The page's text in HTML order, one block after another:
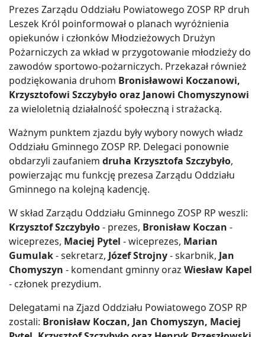
Prezes Zarządu Oddziału Powiatowego ZOSP RP druh
Leszek Król poinformował o planach wyróżnienia
opiekunów i członków Młodzieżowych Drużyn
Pożarniczych za wkład w przygotowanie młodzieży do
zawodów sportowo-pożarniczych. Przekazał również
podziękowania druhom Bronisławowi Koczanowi,
Krzysztofowi Szczybyło oraz Janowi Chomyszynowi
za wieloletnią działalność społeczną i strażacką.
Ważnym punktem zjazdu były wybory nowych władz
Oddziału Gminnego ZOSP RP. Delegaci ponownie
obdarzyli zaufaniem druha Krzysztofa Szczybyło,
powierzając mu funkcję prezesa Zarządu Oddziału
Gminnego na kolejną kadencję.
W skład Zarządu Oddziału Gminnego ZOSP RP weszli:
Krzysztof Szczybyło- prezes, Bronisław Koczan -
wiceprezes, Maciej Pytel - wiceprezes, Marian
Gumulak- sekretarz, Józef Strojny- skarbnik, Jan
Chomyszyn - komendant gminny oraz Wiesław Kapel
- członek prezydium.
Delegatami na Zjazd Oddziału Powiatowego ZOSP RP
zostali: Bronisław Koczan, Jan Chomyszyn, Maciej